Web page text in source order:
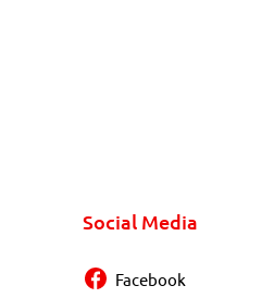
Social Media
Facebook